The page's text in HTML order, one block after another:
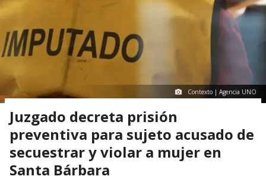
Contexto | Agencia UNO
Juzgado decreta prisión
preventiva para sujeto acusado de
secuestrar y violar a mujer en
Santa Bárbara